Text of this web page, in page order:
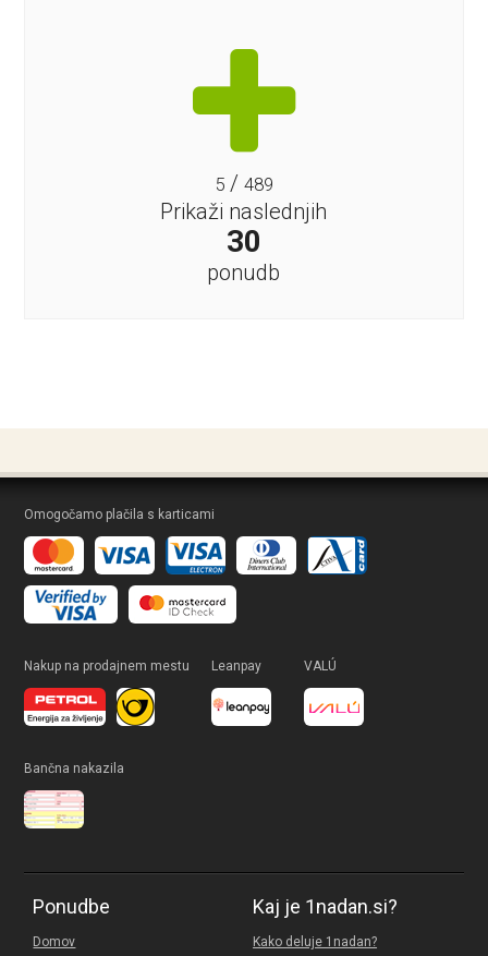
5/ 489
Prikaži naslednjih
30
ponudb
Omogočamo plačila s karticami
Nakup na prodajnem mestu Leanpay VALÚ
Bančna nakazila
Ponudbe
Domov
Kaj je 1nadan.si?
Kako deluje 1nadan?